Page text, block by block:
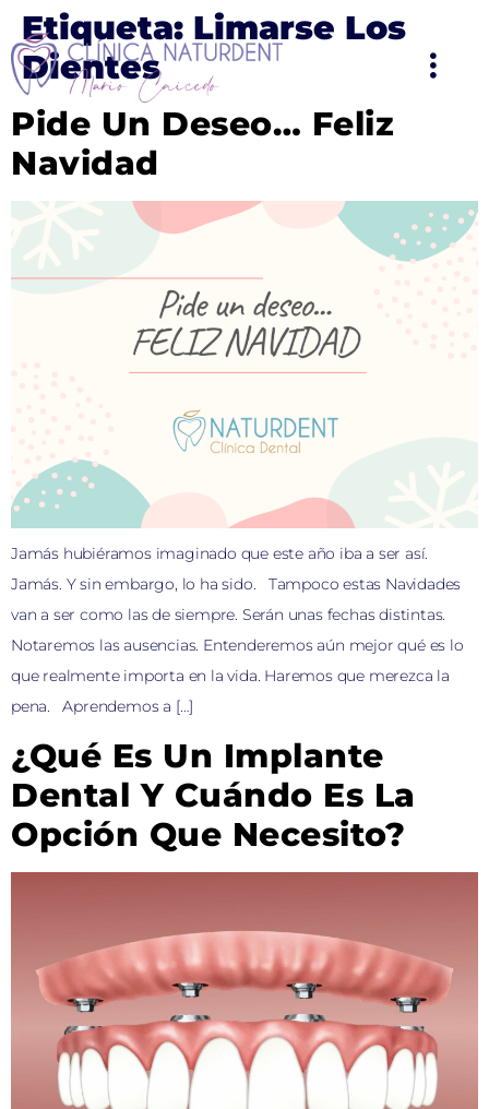
Etiqueta: Limarse Los
Dientes
Pide Un Deseo… Feliz
Navidad
Jamás hubiéramos imaginado que este año iba a ser así.
Jamás. Y sin embargo, lo ha sido. Tampoco estas Navidades
van a ser como las de siempre. Serán unas fechas distintas.
Notaremos las ausencias. Entenderemos aún mejor qué es lo
que realmente importa en la vida. Haremos que merezca la
pena. Aprendemos a […]
¿Qué Es Un Implante
Dental Y Cuándo Es La
Opción Que Necesito?